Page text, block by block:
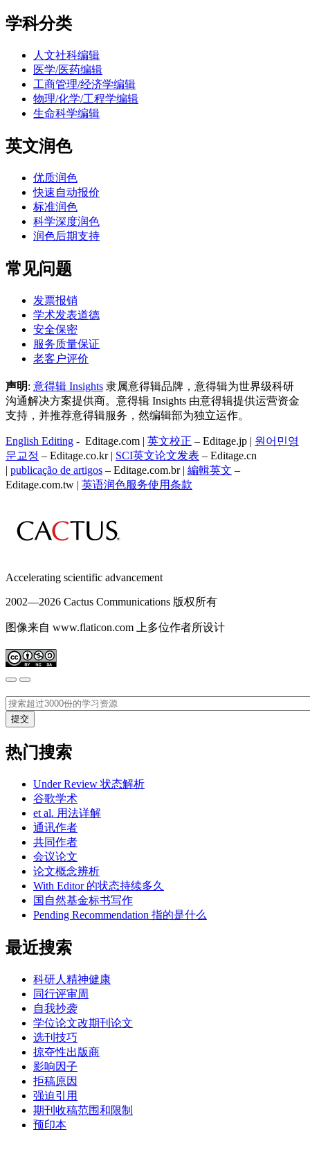
学科分类
人文社科编辑
医学/医药编辑
工商管理/经济学编辑
物理/化学/工程学编辑
生命科学编辑
英文润色
优质润色
快速自动报价
标准润色
科学深度润色
润色后期支持
常见问题
发票报销
学术发表道德
安全保密
服务质量保证
老客户评价
声明: 意得辑 Insights 隶属意得辑品牌，意得辑为世界级科研
沟通解决方案提供商。意得辑 Insights 由意得辑提供运营资金
支持，并推荐意得辑服务，然编辑部为独立运作。
English Editing - Editage.com | 英文校正 – Editage.jp | 원어민영
문교정 – Editage.co.kr | SCI英文论文发表 – Editage.cn
publicação de artigos – Editage.com.br | 編輯英文 –
Editage.com.tw | 英语润色服务使用条款
Accelerating scientific advancement
2002—2026 Cactus Communications 版权所有
图像来自 www.flaticon.com 上多位作者所设计
热门搜索
Under Review 状态解析
谷歌学术
et al. 用法详解
通讯作者
共同作者
会议论文
论文概念辨析
With Editor 的状态持续多久
国自然基金标书写作
Pending Recommendation 指的是什么
最近搜索
科研人精神健康
同行评审周
自我抄袭
学位论文改期刊论文
选刊技巧
掠夺性出版商
影响因子
拒稿原因
强迫引用
期刊收稿范围和限制
预印本